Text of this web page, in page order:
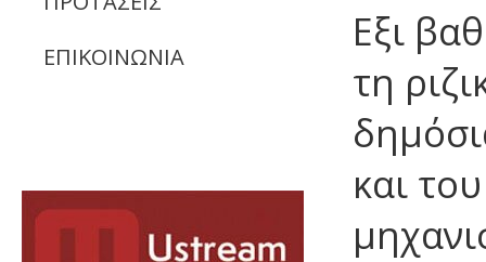
ΕΠΙΚΟΙΝΩΝΙΑ
Εξι
τη
και